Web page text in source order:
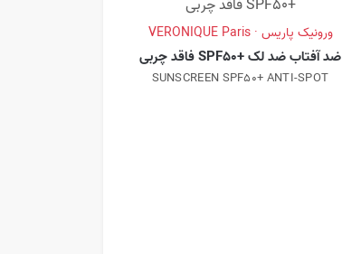
ورونیک پاریس · VERONIQUE Paris
ضد آفتاب ضد لک +SPF50 فاقد چربی
SUNSCREEN SPF50+ ANTI-SPOT